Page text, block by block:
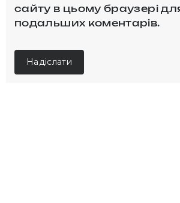
сайту в цьому браузері
подальших коментарів.